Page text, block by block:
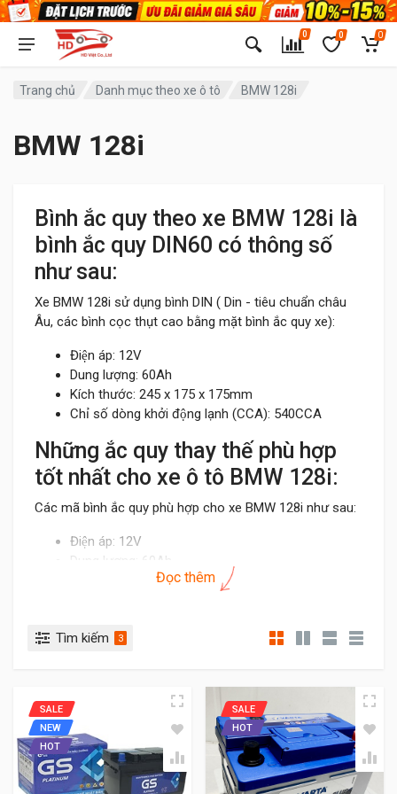
0 0 0
Trang chủ Danh mục theo xe ô tô BMW 128i
BMW 128i
Bình ắc quy theo xe BMW 128i là
bình ắc quy DIN60 có thông số
như sau:
Xe BMW 128i sử dụng bình DIN ( Din - tiêu chuẩn châu
Âu, các bình cọc thụt cao bằng mặt bình ắc quy xe):
Điện áp: 12V
Dung lượng: 60Ah
Kích thước: 245 x 175 x 175mm
Chỉ số dòng khởi động lạnh (CCA): 540CCA
Những ắc quy thay thế phù hợp
tốt nhất cho xe ô tô BMW 128i:
Các mã bình ắc quy phù hợp cho xe BMW 128i như sau:
Điện áp: 12V
Dung lượng: 60Ah
Các mã bình DIN 56030, 56090 hoặc DIN60.
Kích thước: Tương đương bình theo xe
- Theo khuyến cáo của nhà sản xuất xe hơi nên thay thế
các sản phẩm AGM ( Sliver AGM Dynamic) bằng AGM
để đảm bảo chất lượng cũng như ổn định trong quá
trình vận hành.
Đọc thêm
Tìm kiếm 3
SALE
NEW
HOT
SALE
HOT